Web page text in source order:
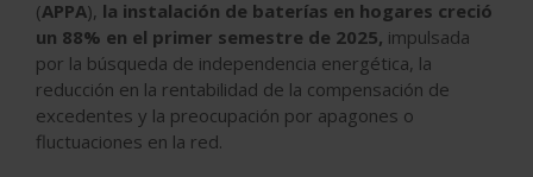
(APPA), la instalación de baterías en hogares creció
un 88% en el primer semestre de 2025, impulsada
por la búsqueda de independencia energética, la
reducción en la rentabilidad de la compensación de
excedentes y la preocupación por apagones o
fluctuaciones en la red.